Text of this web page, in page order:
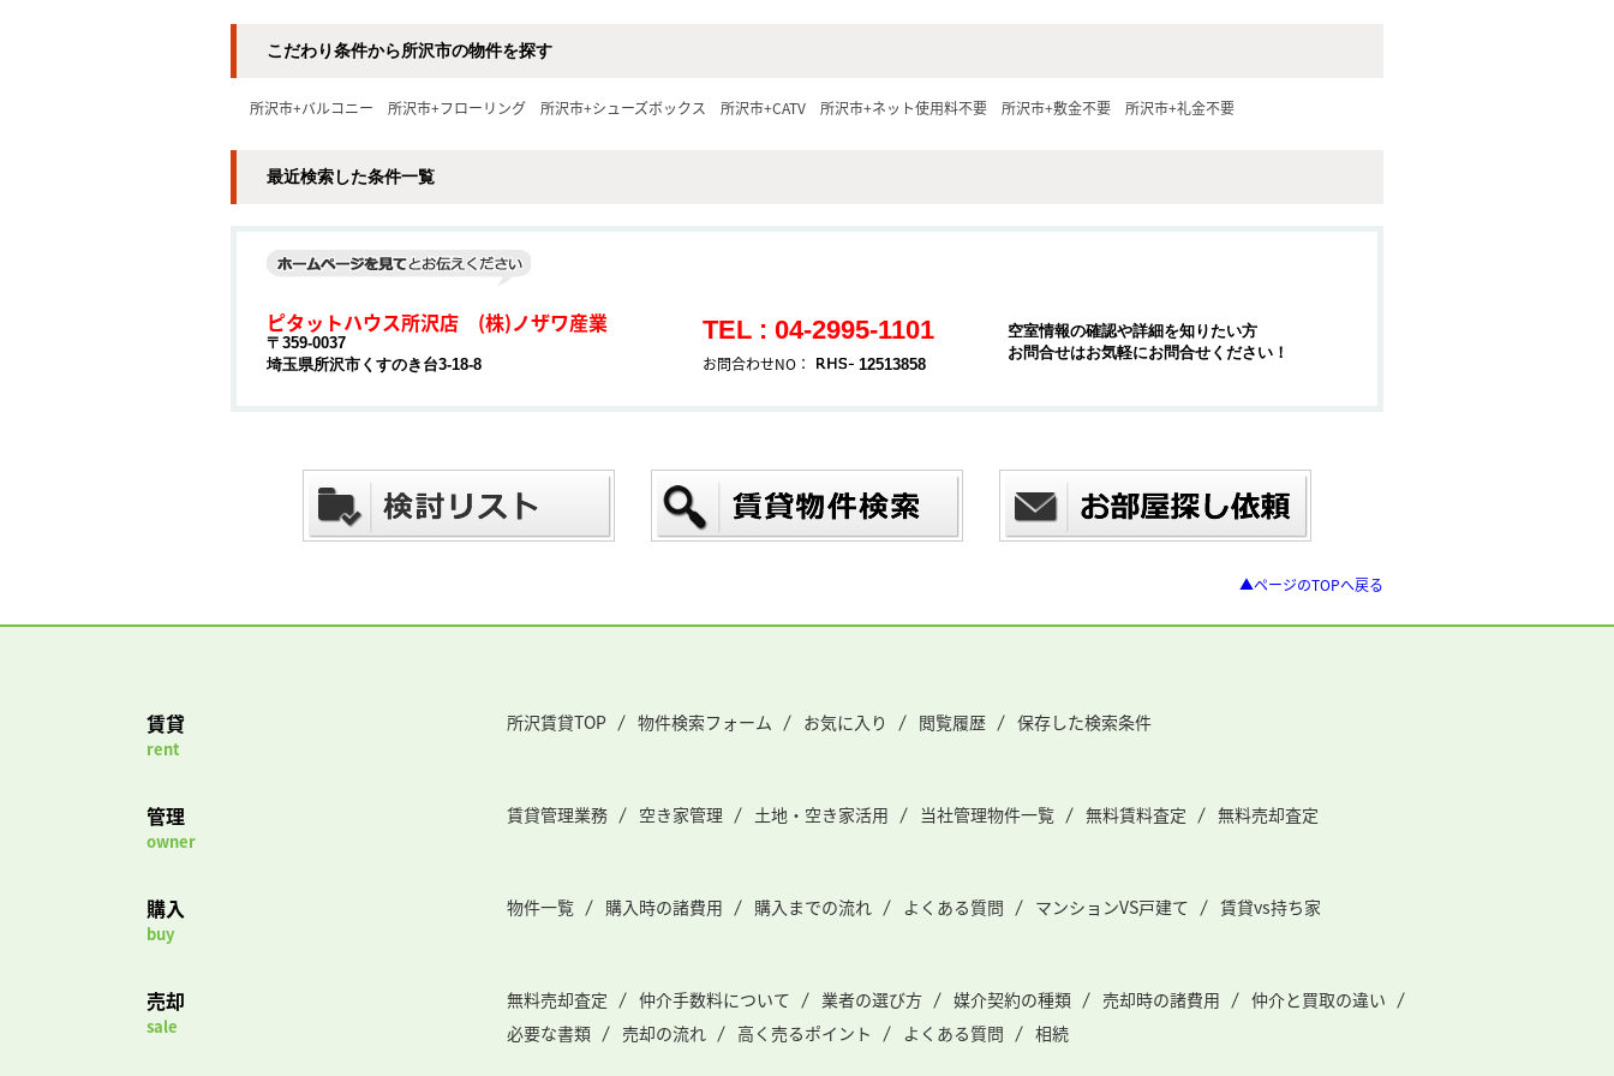
こだわり条件から所沢市の物件を探す
所沢市+バルコニー 所沢市+フローリング 所沢市+シューズボックス 所沢市+CATV 所沢市+ネット使用料不要 所沢市+敷金不要 所沢市+礼金不要
最近検索した条件一覧
ピタットハウス所沢店 (株)ノザワ産業
〒359-0037
埼玉県所沢市くすのき台3-18-8
TEL : 04-2995-1101
お問合わせNO： 12513858
空室情報の確認や詳細を知りたい方
お問合せはお気軽にお問合せください！
▲ページのTOPへ戻る
賃貸
rent
所沢賃貸TOP 物件検索フォーム お気に入り 閲覧履歴 保存した検索条件
管理
owner
賃貸管理業務 空き家管理 土地・空き家活用 当社管理物件一覧 無料賃料査定 無料売却査定
購入
buy
物件一覧 購入時の諸費用 購入までの流れ よくある質問 マンションVS戸建て 賃貸vs持ち家
売却
sale
無料売却査定 仲介手数料について 業者の選び方 媒介契約の種類 売却時の諸費用
仲介と買取の違い
必要な書類
売却の流れ 高く売るポイント よくある質問 相続